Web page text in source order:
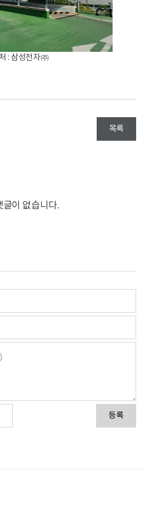
: 삼성전자㈜
목록
글이 없습니다.
등록